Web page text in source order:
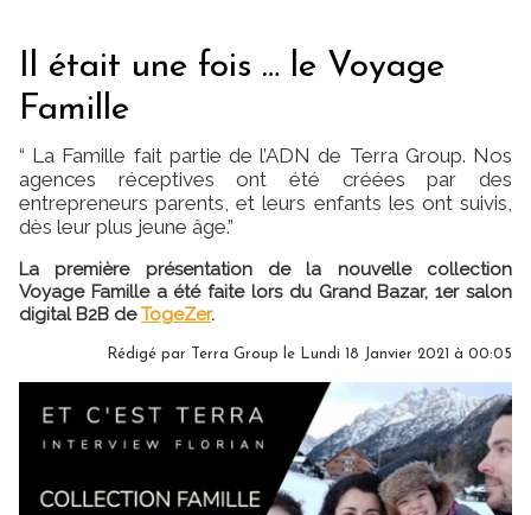
Il était une fois … le Voyage
Famille
“ La Famille fait partie de l’ADN de Terra Group. Nos
agences réceptives ont été créées par des
entrepreneurs parents, et leurs enfants les ont suivis,
dès leur plus jeune âge.”
La première présentation de la nouvelle collection
Voyage Famille a été faite lors du Grand Bazar, 1er salon
digital B2B deTogeZer.
Rédigé par Terra Group le Lundi 18 Janvier 2021 à 00:05